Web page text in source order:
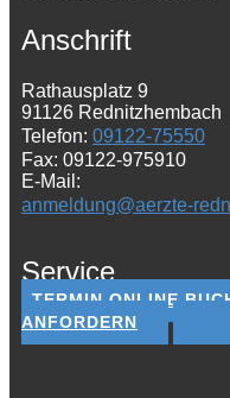
Anschrift
Rathausplatz 9
91126 Rednitzhembach
Telefon: 09122-75550
Fax: 09122-975910
E-Mail:
anmeldung@aerzte-
Service
TERMIN ONLINE
ANFORDERN